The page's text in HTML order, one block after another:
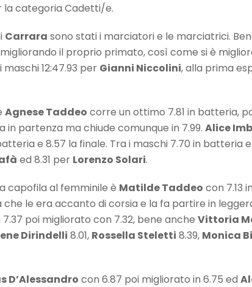
la categoria Cadetti/e.
Carrara sono stati i marciatori e le marciatrici.
migliorando il proprio primato, così come si è
maschi 12:47.93 per Gianni Niccolini, alla prima
Agnese Taddeo corre un ottimo 7.81 in batteria,
partenza ma chiude comunque in 7.99. Alice
e 8.57 la finale. Tra i maschi 7.70 in batteria
ed 8.31 per Lorenzo Solari.
capofila al femminile è Matilde Taddeo con 7.13
le era accanto di corsia e la fa partire in
poi migliorato con 7.32, bene anche Vittoria
Dirindelli 8.01, Rossella Steletti 8.39, Monica
D’Alessandro con 6.87 poi migliorato in 6.75 ed